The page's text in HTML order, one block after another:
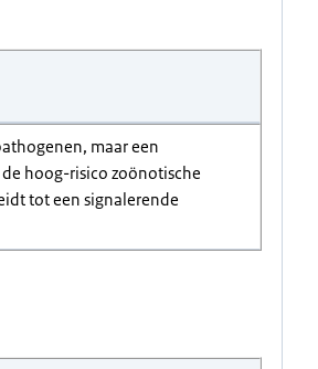
maar een
hoog-risico zoönotische
tot een signalerende